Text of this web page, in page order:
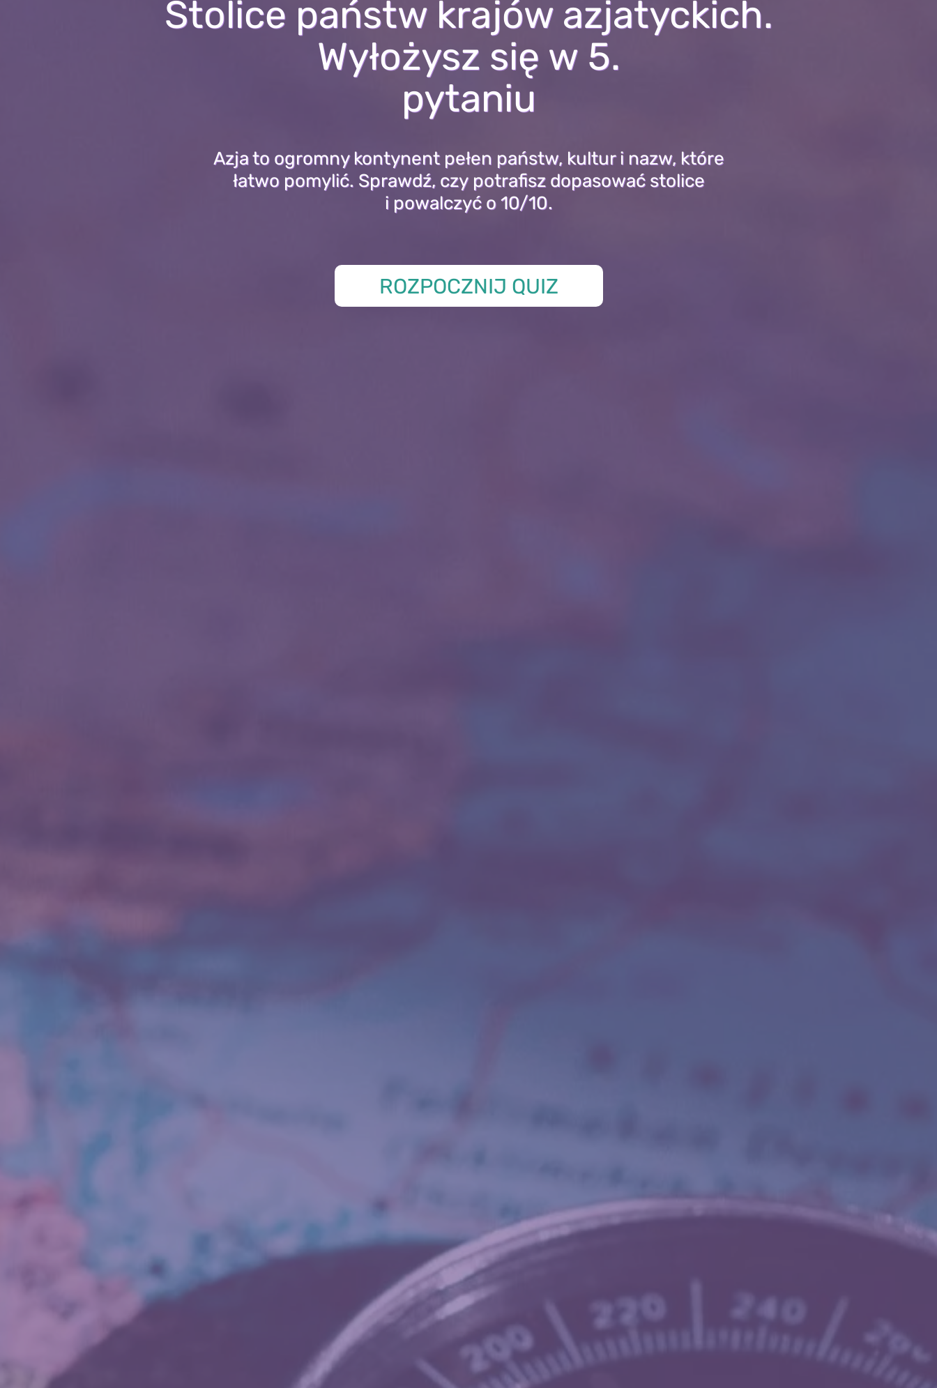
Stolice państw krajów azjatyckich.
Wyłożysz się w 5.
pytaniu
Azja to ogromny kontynent pełen państw, kultur i nazw, które
łatwo pomylić. Sprawdź, czy potrafisz dopasować stolice
i powalczyć o 10/10.
ROZPOCZNIJ QUIZ